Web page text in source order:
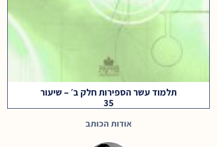
תלמוד עשר הספירות חלק ב׳ – שיעור
35
אודות הכותב